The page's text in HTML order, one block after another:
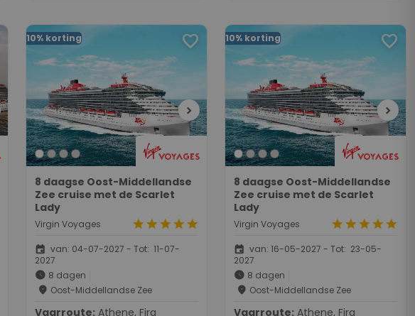
10% korting favorite
chevron_right
8 daagse Oost-Middellandse
Zee cruise met de Scarlet
Lady
Virgin Voyages starstarstarstarstar
event van: 04-07-2027 - Tot: 11-07-
2027
schedule 8 dagen
place Oost-Middellandse Zee
Vaarroute:
10% korting favorite
chevron_right
8 daagse Oost-Middellandse
Zee cruise met de Scarlet
Lady
Virgin Voyages starstarstarstarstar
event van: 16-05-2027 - Tot: 23-05-
2027
schedule 8 dagen
place Oost-Middellandse Zee
Vaarroute: